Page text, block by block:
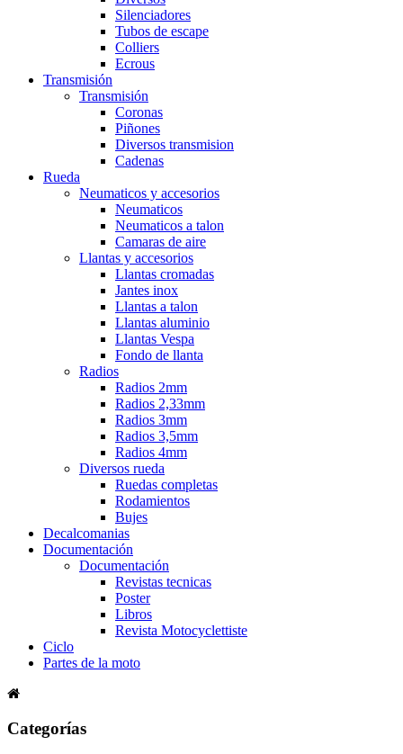
Silenciadores
Tubos de escape
Colliers
Ecrous
Transmisión
Transmisión
Coronas
Piñones
Diversos transmision
Cadenas
Rueda
Neumaticos y accesorios
Neumaticos
Neumaticos a talon
Camaras de aire
Llantas y accesorios
Llantas cromadas
Jantes inox
Llantas a talon
Llantas aluminio
Llantas Vespa
Fondo de llanta
Radios
Radios 2mm
Radios 2,33mm
Radios 3mm
Radios 3,5mm
Radios 4mm
Diversos rueda
Ruedas completas
Rodamientos
Bujes
Decalcomanias
Documentación
Documentación
Revistas tecnicas
Poster
Libros
Revista Motocyclettiste
Ciclo
Partes de la moto
Categorías